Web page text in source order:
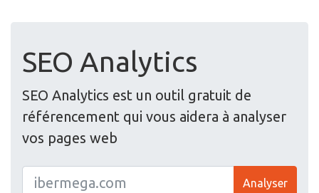
SEO Analytics
SEO Analytics est un outil gratuit de
référencement qui vous aidera à analyser
vos pages web
Analyser